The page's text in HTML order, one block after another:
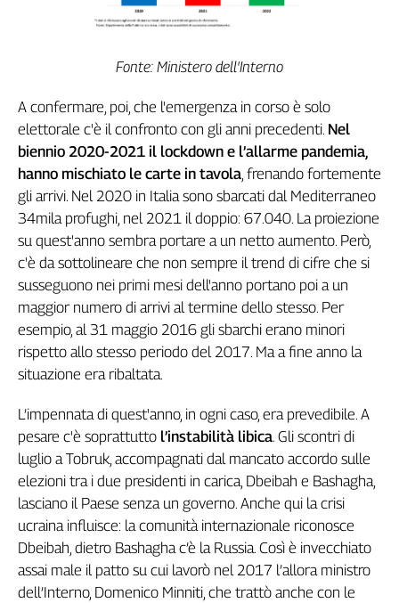
Inserti
Idea
Diffusa
InFlai
Le
trasmissioni
tv
Work
in
Progress
L'Italia
nel
Lavoro
Territori
Abruzzo-
Molise
Alto
Adige
Basilicata
Calabria
Campania
Emilia-
Fonte: Ministero dell'Interno
A confermare, poi, che l'emergenza in corso è solo
elettorale c'è il confronto con gli anni precedenti. Nel
biennio 2020-2021 il lockdown e l’allarme pandemia,
hanno mischiato le carte in tavola , frenando fortemente
gli arrivi. Nel 2020 in Italia sono sbarcati dal Mediterraneo
34mila profughi, nel 2021 il doppio: 67.040. La proiezione
su quest'anno sembra portare a un netto aumento. Però,
c'è da sottolineare che non sempre il trend di cifre che si
susseguono nei primi mesi dell'anno portano poi a un
maggior numero di arrivi al termine dello stesso. Per
esempio, al 31 maggio 2016 gli sbarchi erano minori
rispetto allo stesso periodo del 2017. Ma a fine anno la
situazione era ribaltata.
L’impennata di quest'anno, in ogni caso, era prevedibile. A
pesare c'è soprattutto l’instabilità libica. Gli scontri di
luglio a Tobruk, accompagnati dal mancato accordo sulle
elezioni tra i due presidenti in carica, Dbeibah e Bashagha,
lasciano il Paese senza un governo. Anche qui la crisi
ucraina influisce: la comunità internazionale riconosce
Dbeibah, dietro Bashagha c’è la Russia. Così è invecchiato
assai male il patto su cui lavorò nel 2017 l’allora ministro
dell’Interno, Domenico Minniti, che trattò anche con le